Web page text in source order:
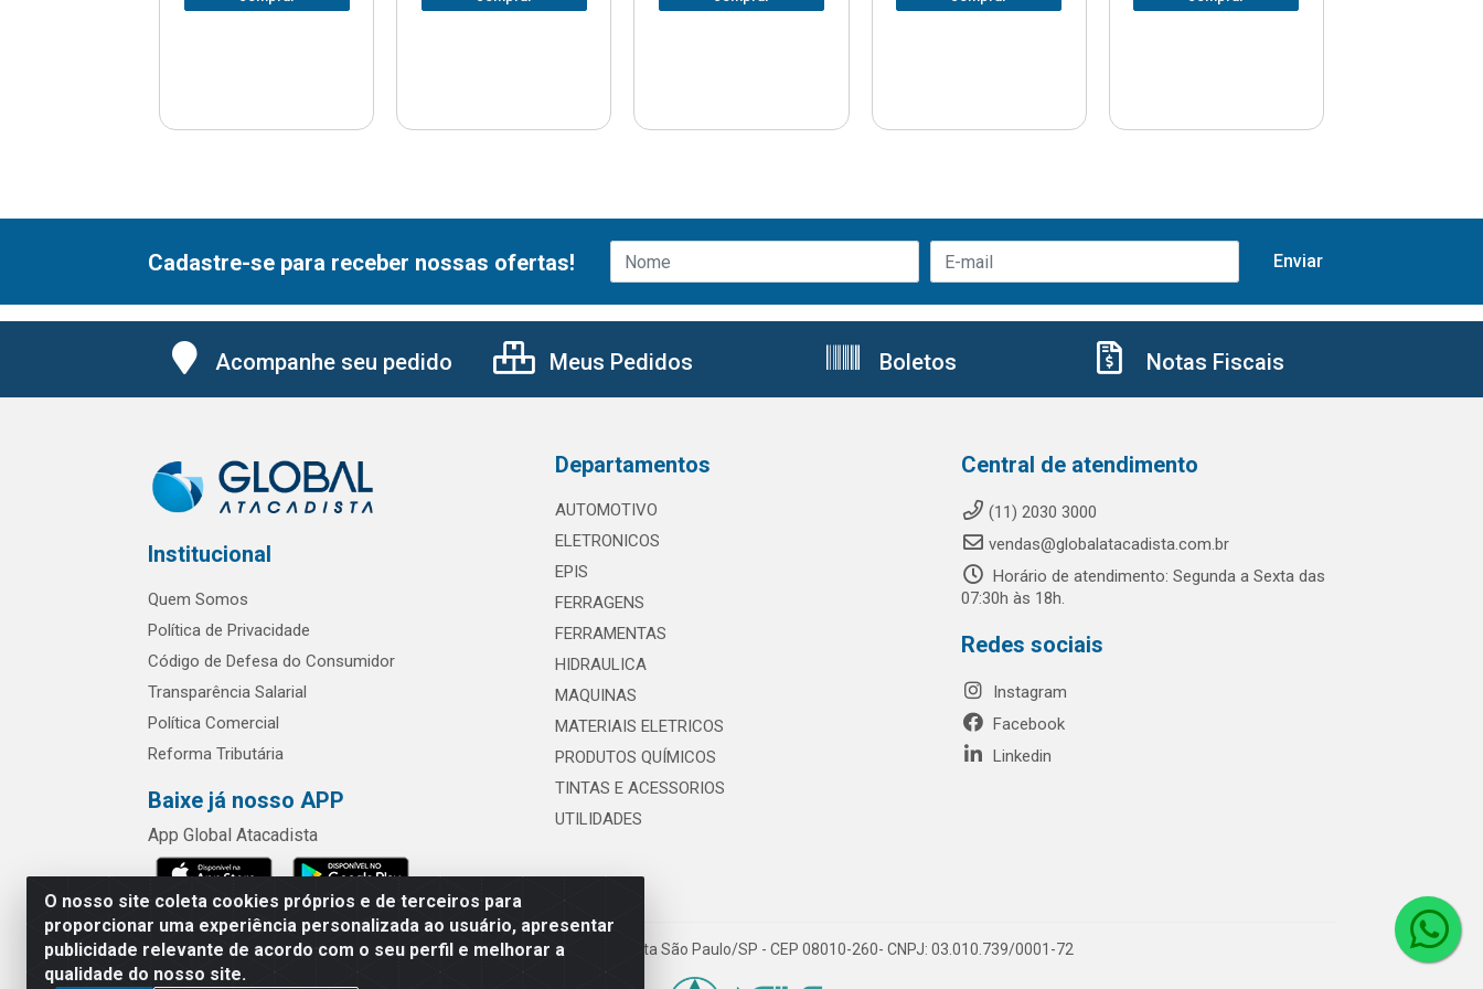
O nosso site coleta cookies próprios e de terceiros para
proporcionar uma experiência personalizada ao usuário, apresentar
publicidade relevante de acordo com o seu perfil e melhorar a
qualidade do nosso site.
Cadastre-se para receber nossas ofertas!
Acompanhe seu pedido Meus Pedidos Boletos Notas Fiscais
Institucional
Quem Somos
Política de Privacidade
Código de Defesa do Consumidor
Transparência Salarial
Política Comercial
Reforma Tributária
Baixe já nosso APP
App Global Atacadista
Departamentos
AUTOMOTIVO
ELETRONICOS
EPIS
FERRAGENS
FERRAMENTAS
HIDRAULICA
MAQUINAS
MATERIAIS ELETRICOS
PRODUTOS QUÍMICOS
TINTAS E ACESSORIOS
UTILIDADES
Central de atendimento
(11) 2030 3000
vendas@globalatacadista.com.br
Horário de atendimento: Segunda a Sexta das
07:30h às 18h.
Redes sociais
Instagram
Facebook
Linkedin
Rua Chipuê, 117 - S. Miguel Paulista São Paulo/SP - CEP 08010-260- CNPJ: 03.010.739/0001-72